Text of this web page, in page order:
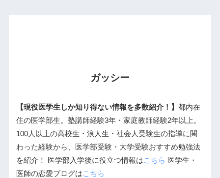
ガッシー
【現役医学生しか知り得ない情報を多数紹介！】 都内在
住の医学部生。塾講師経験3年・家庭教師経験2年以上。
100人以上の高校生・浪人生・社会人受験生の指導に関
わった経験から、医学部受験・大学受験おすすめ勉強法
を紹介！ 医学部入学後に役立つ情報はこちら 医学生・
医師の恋愛ブログはこちら